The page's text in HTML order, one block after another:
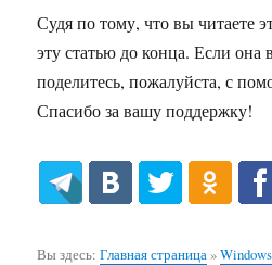
Судя по тому, что вы читаете
эту статью до конца. Если она
поделитесь, пожалуйста, с
Спасибо за вашу поддержку!
Вы здесь:Главная страница»Windows